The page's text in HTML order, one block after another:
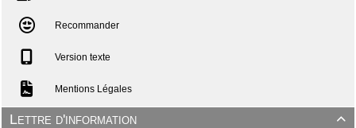
Recommander
Version texte
Mentions Légales

Lettre d'information